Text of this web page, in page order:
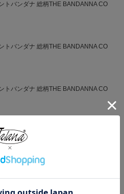
トバンダナ 総柄THE BANDANNA CO
トバンダナ 総柄THE BANDANNA CO
トバンダナ 総柄THE BANDANNA CO
トバンダナ 総柄THE BANDANNA CO